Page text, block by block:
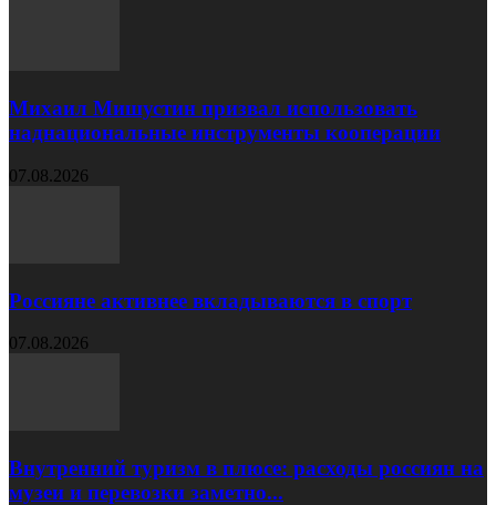
Михаил Мишустин призвал использовать
наднациональные инструменты кооперации
07.08.2026
Россияне активнее вкладываются в спорт
07.08.2026
Внутренний туризм в плюсе: расходы россиян на
музеи и перевозки заметно...